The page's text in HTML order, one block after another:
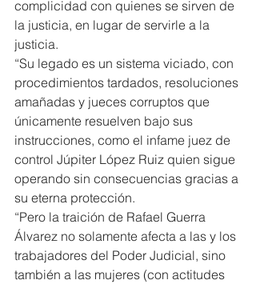
complicidad con quienes se sirven de
la justicia, en lugar de servirle a la
justicia.
“Su legado es un sistema viciado, con
procedimientos tardados, resoluciones
amañadas y jueces corruptos que
únicamente resuelven bajo sus
instrucciones, como el infame juez de
control Júpiter López Ruiz quien sigue
operando sin consecuencias gracias a
su eterna protección.
“Pero la traición de Rafael Guerra
Álvarez no solamente afecta a las y los
trabajadores del Poder Judicial, sino
también a las mujeres (con actitudes